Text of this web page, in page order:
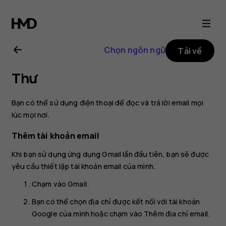
Hướng
dẫn
sử
dụng
Nokia
8.1
Chọn ngôn ngữ Tải về
Thư
Bạn có thể sử dụng điện thoại để đọc và trả lời email mọi
lúc mọi nơi.
Thêm tài khoản email
Khi bạn sử dụng ứng dụng Gmail lần đầu tiên, bạn sẽ được
yêu cầu thiết lập tài khoản email của mình.
Chạm vàoGmail.
Bạn có thể chọn địa chỉ được kết nối với tài khoản
Google của mình hoặc chạm vào Thêm địa chỉ email.